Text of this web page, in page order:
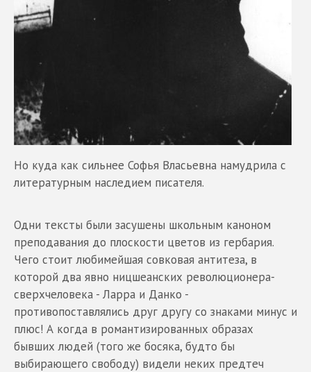
Но куда как сильнее Софья Власьевна намудрила с
литературным наследием писателя.
Одни тексты были засушены школьным каноном
преподавания до плоскости цветов из гербария.
Чего стоит любимейшая совковая антитеза, в
которой два явно ницшеанских революционера-
сверхчеловека - Ларра и Данко -
противопоставлялись друг другу со знаками минус и
плюс! А когда в романтизированных образах
бывших людей (того же босяка, будто бы
выбирающего свободу) видели неких предтеч